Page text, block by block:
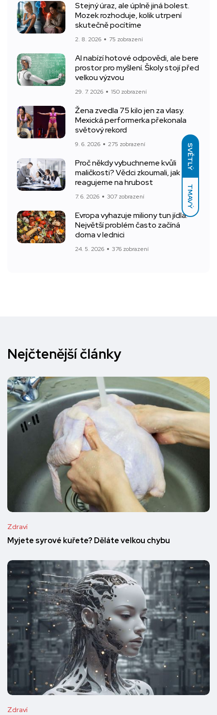
SVĚTLÝ
TMAVÝ
Stejný úraz, ale úplně jiná bolest.
Mozek rozhoduje, kolik utrpení
skutečně pocítíme
2. 8. 2026 75 zobrazení
AI nabízí hotové odpovědi, ale bere
prostor pro myšlení. Školy stojí před
velkou výzvou
29. 7. 2026 150 zobrazení
Žena zvedla 75 kilo jen za vlasy.
Mexická performerka překonala
světový rekord
9. 6. 2026 275 zobrazení
Proč někdy vybuchneme kvůli
maličkosti? Vědci zkoumali, jak
reagujeme na hrubost
7. 6. 2026 307 zobrazení
Evropa vyhazuje miliony tun jídla.
Největší problém často začíná
doma v lednici
24. 5. 2026 376 zobrazení
Nejčtenější články
Zdraví
Myjete syrové kuřete? Děláte velkou chybu
Zdraví